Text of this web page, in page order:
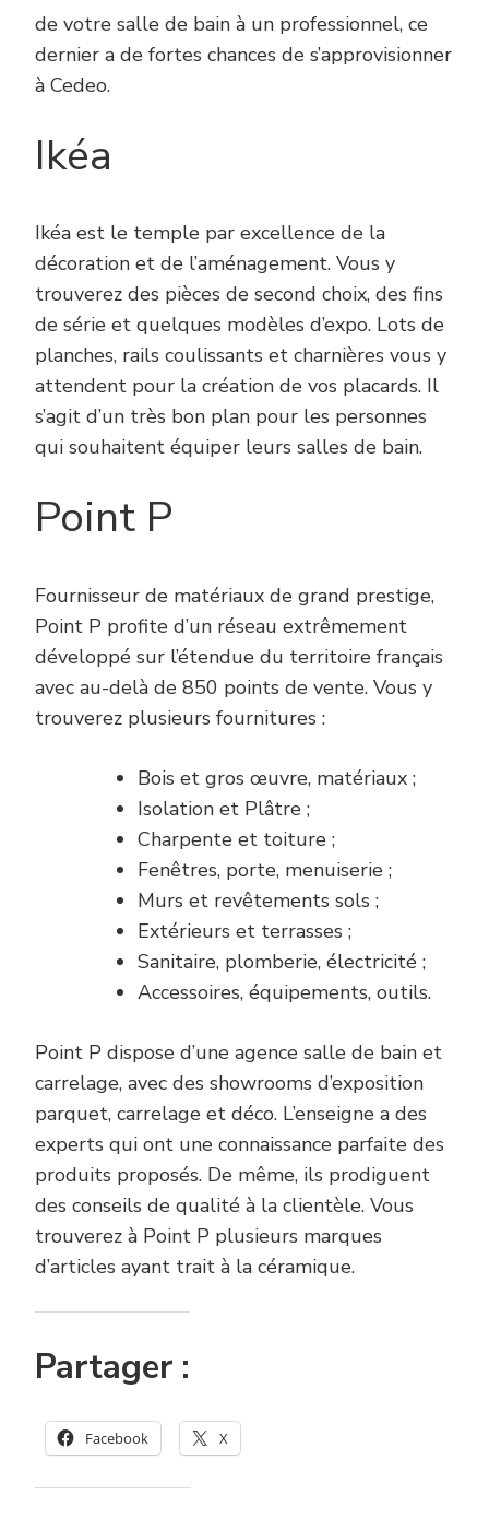
de votre salle de bain à un professionnel, ce
dernier a de fortes chances de s’approvisionner
à Cedeo.
Ikéa
Ikéa est le temple par excellence de la
décoration et de l’aménagement. Vous y
trouverez des pièces de second choix, des fins
de série et quelques modèles d’expo. Lots de
planches, rails coulissants et charnières vous y
attendent pour la création de vos placards. Il
s’agit d’un très bon plan pour les personnes
qui souhaitent équiper leurs salles de bain.
Point P
Fournisseur de matériaux de grand prestige,
Point P profite d’un réseau extrêmement
développé sur l’étendue du territoire français
avec au-delà de 850 points de vente. Vous y
trouverez plusieurs fournitures :
Bois et gros œuvre, matériaux ;
Isolation et Plâtre ;
Charpente et toiture ;
Fenêtres, porte, menuiserie ;
Murs et revêtements sols ;
Extérieurs et terrasses ;
Sanitaire, plomberie, électricité ;
Accessoires, équipements, outils.
Point P dispose d’une agence salle de bain et
carrelage, avec des showrooms d’exposition
parquet, carrelage et déco. L’enseigne a des
experts qui ont une connaissance parfaite des
produits proposés. De même, ils prodiguent
des conseils de qualité à la clientèle. Vous
trouverez à Point P plusieurs marques
d’articles ayant trait à la céramique.
Partager :
Facebook X